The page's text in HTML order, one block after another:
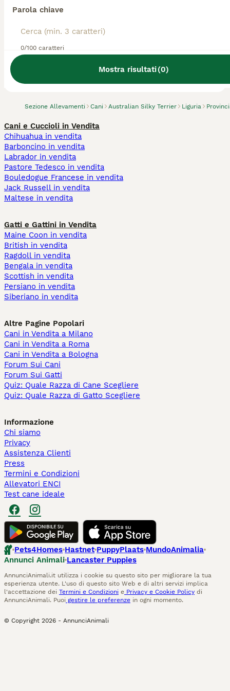
Parola chiave
0/100 caratteri
Mostra risultati(0)
Sezione Allevamenti Cani Australian Silky Terrier Liguria
Abbiamo trovato 0 Allevamento di Australian
Silky Terrier, Lerici.
Cani e Cuccioli in Vendita
Chihuahua in vendita
Barboncino in vendita
Labrador in vendita
Pastore Tedesco in vendita
Bouledogue Francese in vendita
Jack Russell in vendita
Maltese in vendita
Gatti e Gattini in Vendita
Maine Coon in vendita
British in vendita
Ragdoll in vendita
Bengala in vendita
Scottish in vendita
Persiano in vendita
Siberiano in vendita
Altre Pagine Popolari
Cani in Vendita a Milano
Cani in Vendita a Roma
Cani in Vendita a Bologna
Forum Sui Cani
Forum Sui Gatti
Quiz: Quale Razza di Cane Scegliere
Quiz: Quale Razza di Gatto Scegliere
Informazione
Chi siamo
Privacy
Assistenza Clienti
Press
Termini e Condizioni
Allevatori ENCI
Test cane ideale
Pets4Homes Hastnet PuppyPlaats MundoAnimalia
Annunci Animali Lancaster Puppies
AnnunciAnimali.it utilizza i cookie su questo sito per migliorare la tua
esperienza utente. L'uso di questo sito Web e di altri servizi implica
l'accettazione dei Termini e Condizioni e Privacy e Cookie Policy di
AnnunciAnimali. Puoi gestire le preferenze in ogni momento.
© Copyright 2026 - AnnunciAnimali